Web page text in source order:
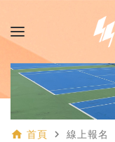
home 首頁 navigate_next 線上報名